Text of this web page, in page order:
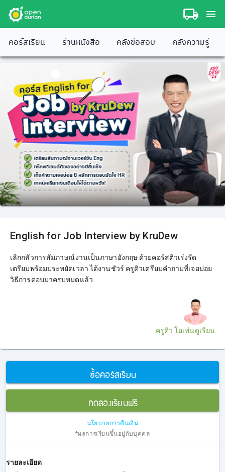
คอร์สเรียน ร้านหนังสือ คลังข้อสอบ คลังความรู้
English for Job Interview by KruDew
เลิกกลัวการสัมภาษณ์งานเป็นภาษาอังกฤษ ด้วยคอร์สติวเร่งรัด
เตรียมพร้อมประหยัดเวลา ได้งานชัวร์ ครูดิวเตรียมคำถามที่เจอบ่อย
วิธีการตอบมาครบหมดแล้ว
ครูดิว โอเพ่นดูเรียน
ซื้อคอร์สเรียน
ทดลองเรียนฟรี
นโยบายการคืนเงิน
*ผลการเรียนขึ้นอยู่กับบุคคล
รายละเอียด